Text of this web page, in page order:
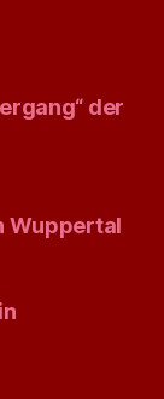
der
Wuppertal